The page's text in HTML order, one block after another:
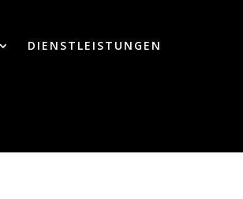
DIENSTLEISTUNGEN